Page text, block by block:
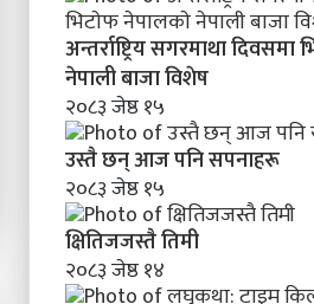
अन्तर्राष्ट्रिय सगरमाथा
नेपाली बाजा विशेष
२०८३ जेष्ठ १५
उस्तै छन् आज पनि सपनाहरू
२०८३ जेष्ठ १५
क्षितिजजस्तै तिमी
२०८३ जेष्ठ १४